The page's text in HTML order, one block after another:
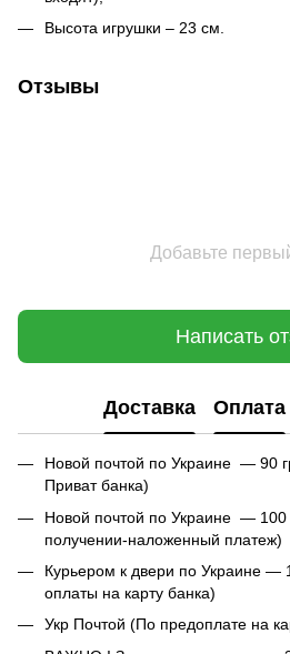
Высота игрушки – 23 см.
Отзывы
Добавьте
Написать
Доставка Оплата
Новой почтой по Украине — 90
Приват банка)
Новой почтой по Украине — 100
получении-наложенный платеж)
Курьером к двери по Украине —
оплаты на карту банка)
Укр Почтой (По предоплате на